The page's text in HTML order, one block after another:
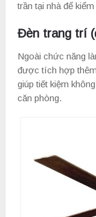
trần tại nhà để
Đèn trang trí
Ngoài chức năng
được tích hợp
giúp tiết kiệm
căn phòng.